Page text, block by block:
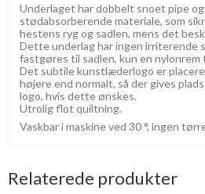
Underlaget har dobbelt snoet pipe
stødabsorberende materiale, som
hestens ryg og sadlen, mens det
Dette underlag har ingen irriterende
fastgøres til sadlen, kun en nylonrem
Det subtile kunstlæderlogo er
højere end normalt, så der gives
logo, hvis dette ønskes.
Utrolig flot quiltning.
Vaskbar i maskine ved 30 °, ingen
Relaterede produkter